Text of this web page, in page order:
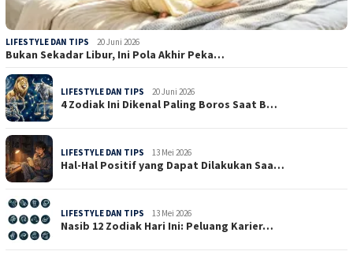
LIFESTYLE DAN TIPS 20 Juni 2026
Bukan Sekadar Libur, Ini Pola Akhir Peka…
LIFESTYLE DAN TIPS 20 Juni 2026
4 Zodiak Ini Dikenal Paling Boros Saat B…
LIFESTYLE DAN TIPS 13 Mei 2026
Hal-Hal Positif yang Dapat Dilakukan Saa…
LIFESTYLE DAN TIPS 13 Mei 2026
Nasib 12 Zodiak Hari Ini: Peluang Karier…